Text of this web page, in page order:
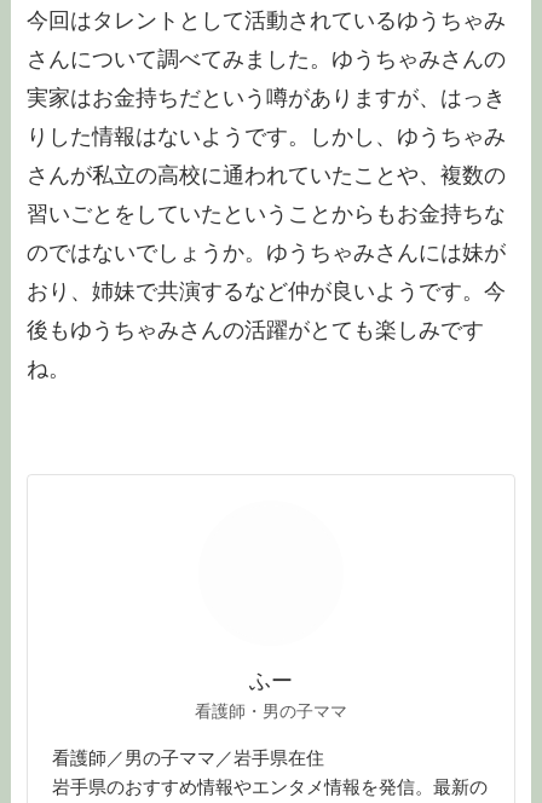
今回はタレントとして活動されているゆうちゃみ
さんについて調べてみました。ゆうちゃみさんの
実家はお金持ちだという噂がありますが、はっき
りした情報はないようです。しかし、ゆうちゃみ
さんが私立の高校に通われていたことや、複数の
習いごとをしていたということからもお金持ちな
のではないでしょうか。ゆうちゃみさんには妹が
おり、姉妹で共演するなど仲が良いようです。今
後もゆうちゃみさんの活躍がとても楽しみです
ね。
ふー
看護師・男の子ママ
看護師／男の子ママ／岩手県在住
岩手県のおすすめ情報やエンタメ情報を発信。最新の